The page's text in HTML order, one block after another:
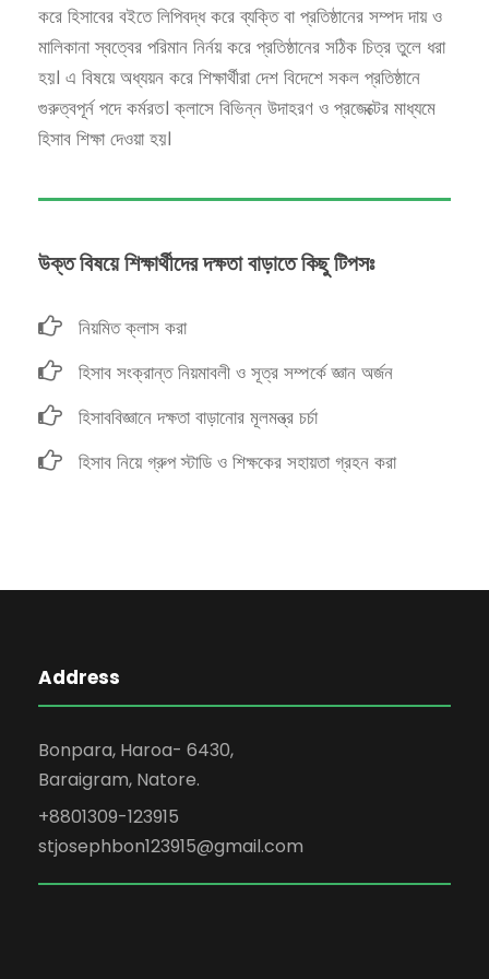
করে হিসাবের বইতে লিপিবদ্ধ করে ব্যক্তি বা প্রতিষ্ঠানের সম্পদ দায় ও
মালিকানা স্বত্বের পরিমান নির্নয় করে প্রতিষ্ঠানের সঠিক চিত্র তুলে ধরা
হয়। এ বিষয়ে অধ্যয়ন করে শিক্ষার্থীরা দেশ বিদেশে সকল প্রতিষ্ঠানে
গুরুত্বপূর্ন পদে কর্মরত। ক্লাসে বিভিন্ন উদাহরণ ও প্রজেক্টের মাধ্যমে
হিসাব শিক্ষা দেওয়া হয়।
উক্ত বিষয়ে শিক্ষার্থীদের দক্ষতা বাড়াতে কিছু টিপসঃ
নিয়মিত ক্লাস করা
হিসাব সংক্রান্ত নিয়মাবলী ও সূত্র সম্পর্কে জ্ঞান অর্জন
হিসাববিজ্ঞানে দক্ষতা বাড়ানোর মূলমন্ত্র চর্চা
হিসাব নিয়ে গ্রুপ স্টাডি ও শিক্ষকের সহায়তা গ্রহন করা
Address
Bonpara, Haroa- 6430,
Baraigram, Natore.
+8801309-123915
stjosephbon123915@gmail.com